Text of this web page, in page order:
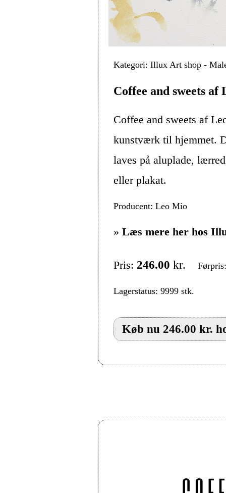
Kategori: Illux Art shop -
Coffee and sweets af
Coffee and sweets af
kunstværk til hjemmet.
laves på aluplade,
eller plakat.
Producent: Leo Mio
» Læs mere her hos
Pris: 246.00 kr.
Lagerstatus: 9999 stk.
Køb nu 246.00 kr.